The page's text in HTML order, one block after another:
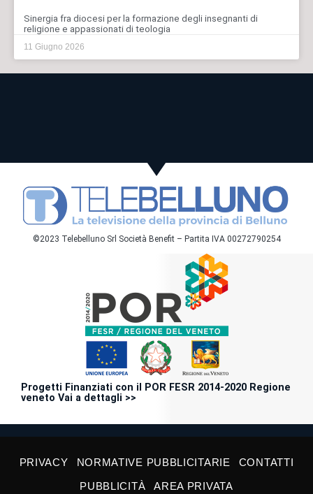
Sinergia fra diocesi per la formazione degli insegnanti di
religione e appassionati di teologia
11 Giugno 2026
©2023 Telebelluno Srl Società Benefit – Partita IVA 00272790254
Progetti Finanziati con il POR FESR 2014-2020 Regione
veneto Vai a dettagli >>
PRIVACY NORMATIVE PUBBLICITARIE
CONTATTI
PUBBLICITÀ
AREA PRIVATA